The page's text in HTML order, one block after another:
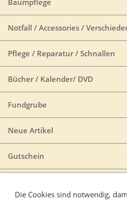
Baumpflege
Notfall / Accessories /
Pflege / Reparatur / Schnallen
Bücher / Kalender/ DVD
Fundgrube
Neue Artikel
Gutschein
Die Cookies sind notwendig,